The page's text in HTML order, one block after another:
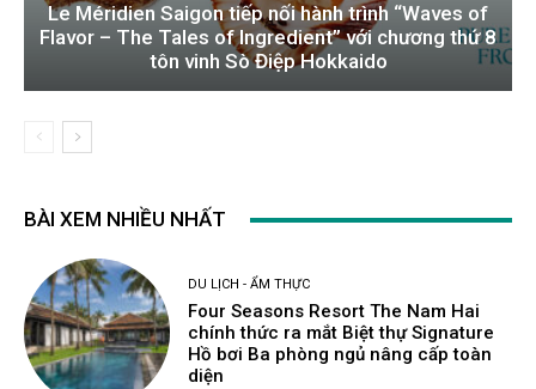
Le Méridien Saigon tiếp nối hành trình “Waves of
Flavor – The Tales of Ingredient” với chương thứ 8
tôn vinh Sò Điệp Hokkaido
BÀI XEM NHIỀU NHẤT
DU LỊCH - ẨM THỰC
Four Seasons Resort The Nam Hai
chính thức ra mắt Biệt thự Signature
Hồ bơi Ba phòng ngủ nâng cấp toàn
diện